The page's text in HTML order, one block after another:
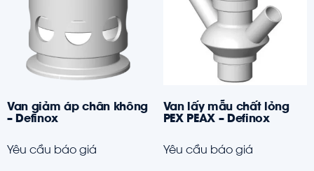
Van giảm áp chân không
– Definox
Yêu cầu báo giá
Van lấy mẫu chất lỏng
PEX PEAX – Definox
Yêu cầu báo giá